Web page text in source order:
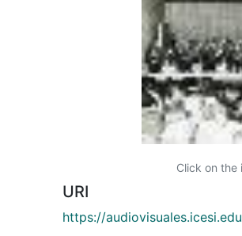
Click on the
URI
https://